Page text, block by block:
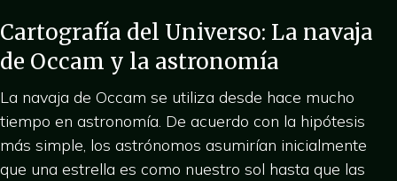
Cartografía del Universo: La navaja
de Occam y la astronomía
La navaja de Occam se utiliza desde hace mucho
tiempo en astronomía. De acuerdo con la hipótesis
más simple, los astrónomos asumirían inicialmente
que una estrella es como nuestro sol hasta que las